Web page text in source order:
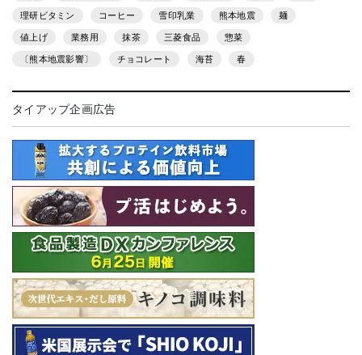
理研ビタミン コーヒー 雪印乳業 熊本地震 麺
値上げ 業務用 抹茶 三菱食品 惣菜
〔熊本地震影響〕 チョコレート 海苔 春
タイアップ企画広告